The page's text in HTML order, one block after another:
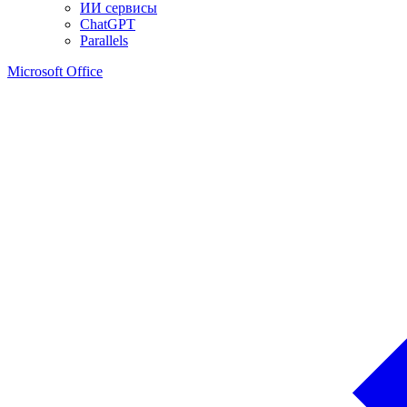
ИИ сервисы
ChatGPT
Parallels
Microsoft Office